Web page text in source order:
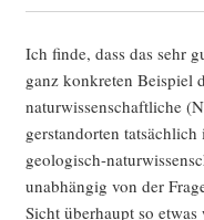
Ich fin­de, dass das sehr
ganz kon­kre­ten Bei­spiel
natur­wis­sen­schaft­li­che
ger­stand­or­ten
geo­lo­gisch-
unab­hän­gig von der
Sicht über­haupt so